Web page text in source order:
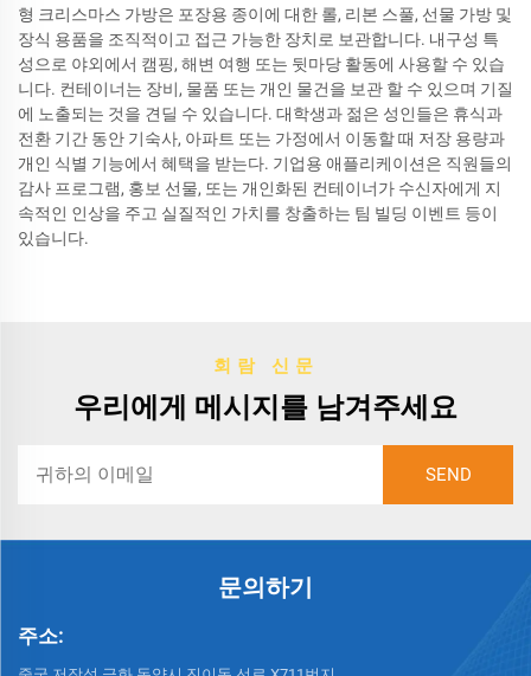
형 크리스마스 가방은 포장용 종이에 대한 롤, 리본 스풀, 선물 가방 및
장식 용품을 조직적이고 접근 가능한 장치로 보관합니다. 내구성 특
성으로 야외에서 캠핑, 해변 여행 또는 뒷마당 활동에 사용할 수 있습
니다. 컨테이너는 장비, 물품 또는 개인 물건을 보관 할 수 있으며 기질
에 노출되는 것을 견딜 수 있습니다. 대학생과 젊은 성인들은 휴식과
전환 기간 동안 기숙사, 아파트 또는 가정에서 이동할 때 저장 용량과
개인 식별 기능에서 혜택을 받는다. 기업용 애플리케이션은 직원들의
감사 프로그램, 홍보 선물, 또는 개인화된 컨테이너가 수신자에게 지
속적인 인상을 주고 실질적인 가치를 창출하는 팀 빌딩 이벤트 등이
있습니다.
회람 신문
우리에게 메시지를 남겨주세요
문의하기
주소: